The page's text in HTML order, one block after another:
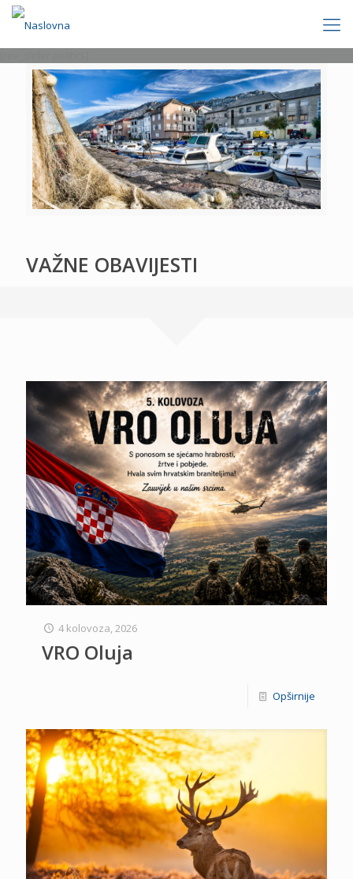
VAŽNE OBAVIJESTI
4 kolovoza, 2026
VRO Oluja
Opširnije